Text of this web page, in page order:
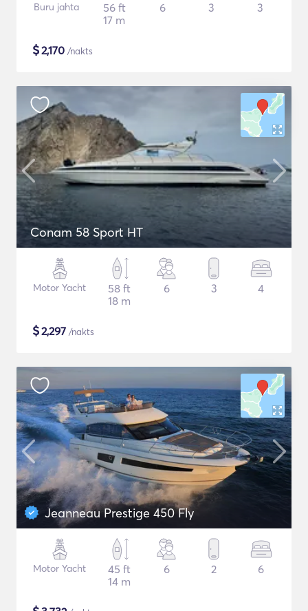
Buru jahta
56 ft
17 m
6 3 3
$2,170 /nakts
Conam 58 Sport HT
Motor Yacht
58 ft
18 m
6 3 4
$2,297 /nakts
Jeanneau Prestige 450 Fly
Motor Yacht
45 ft
14 m
6 2 6